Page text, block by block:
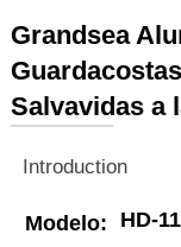
Grandsea
Salvavidas a
Introduction
Modelo: HD-